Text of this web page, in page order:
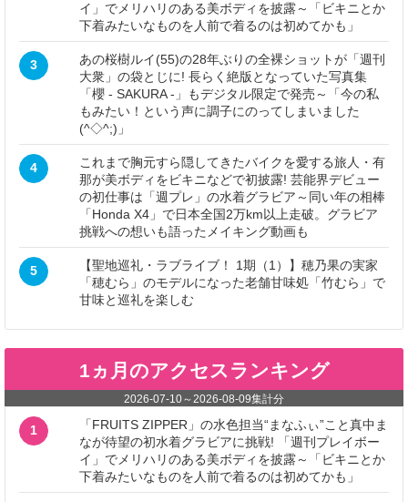
イ」でメリハリのある美ボディを披露～「ビキニとか
下着みたいなものを人前で着るのは初めてかも」
3
あの桜樹ルイ(55)の28年ぶりの全裸ショットが「週刊
大衆」の袋とじに! 長らく絶版となっていた写真集
「櫻 - SAKURA -」もデジタル限定で発売～「今の私
もみたい！という声に調子にのってしまいました
(^◇^;)」
4
これまで胸元すら隠してきたバイクを愛する旅人・有
那が美ボディをビキニなどで初披露! 芸能界デビュー
の初仕事は「週プレ」の水着グラビア～同い年の相棒
「Honda X4」で日本全国2万km以上走破。グラビア
挑戦への想いも語ったメイキング動画も
5
【聖地巡礼・ラブライブ！ 1期（1）】穂乃果の実家
「穂むら」のモデルになった老舗甘味処「竹むら」で
甘味と巡礼を楽しむ
1ヵ月のアクセスランキング
2026-07-10～2026-08-09集計分
1
「FRUITS ZIPPER」の水色担当“まなふぃ”こと真中ま
なが待望の初水着グラビアに挑戦! 「週刊プレイボー
イ」でメリハリのある美ボディを披露～「ビキニとか
下着みたいなものを人前で着るのは初めてかも」